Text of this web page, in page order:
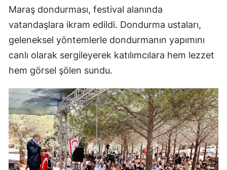
Maraş dondurması, festival alanında
vatandaşlara ikram edildi. Dondurma ustaları,
geleneksel yöntemlerle dondurmanın yapımını
canlı olarak sergileyerek katılımcılara hem lezzet
hem görsel şölen sundu.